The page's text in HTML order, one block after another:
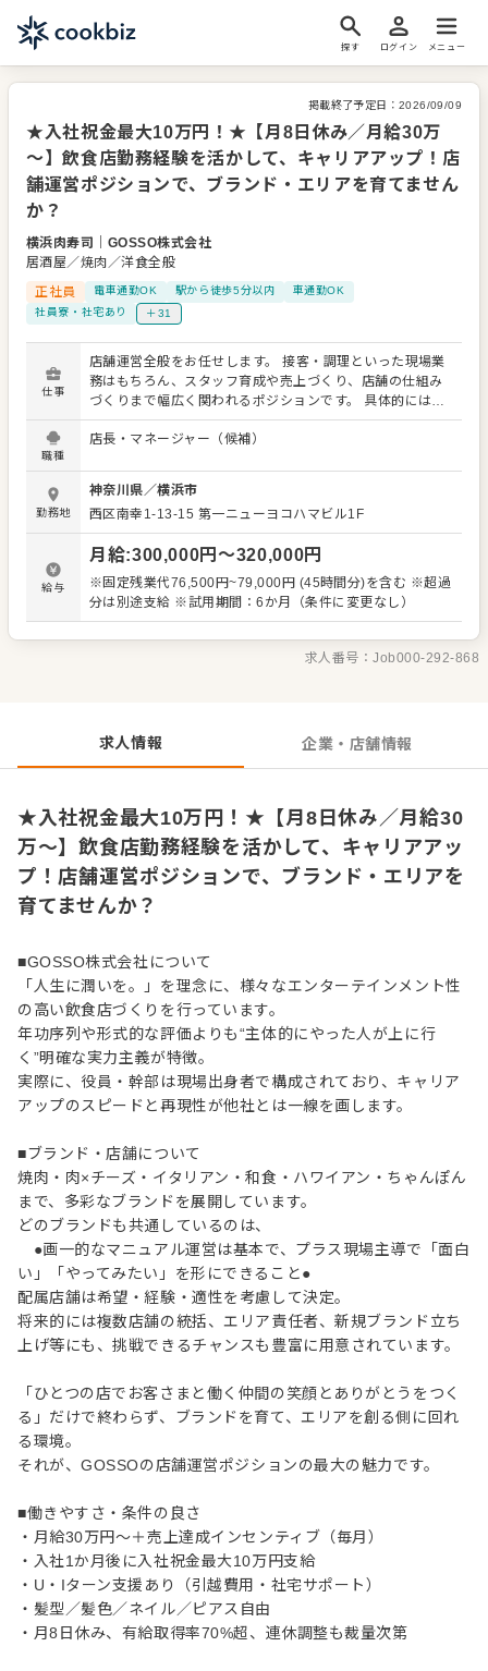
探す ログイン メニュー
掲載終了予定日： 2026/09/09
★入社祝金最大10万円！★【月8日休み／月給30万
～】飲食店勤務経験を活かして、キャリアアップ！店
舗運営ポジションで、ブランド・エリアを育てません
か？
横浜肉寿司
GOSSO株式会社
居酒屋／焼肉／洋食全般
正社員
電車通勤OK 駅から徒歩5分以内
車通勤OK
社員寮・社宅あり
＋31
仕事
店舗運営全般をお任せします。 接客・調理といった現場業
務はもちろん、スタッフ育成や売上づくり、店舗の仕組み
づくりまで幅広く関われるポジションです。 具体的には…
■店舗営業業務 ・ホール業務全般（接客、料理提供、会計
など） ・キッチン業務（仕込み、調理、盛り付け） ・清
■店舗運営・マネジメント業務 ・アルバイトスタッフの採
用、育成、指導 ・シフト管理、人員配置の調整 ・売上管
理、発注業務 ・SNS更新やイベント企画などのプロモーシ
ョン活動 ・メニュー開発、季節限定商品のアイデア出し 将
来的には、エリアを牽引するリーダーや、 本部ポジション
へのキャリアアップも目指せる環境。 年功序列ではなく、
実力と行動力を正当に評価します。 -----------------------------
採用ルールや店舗文化、運営スタイルは現場主導。 「どん
なお店にしたいか」「どんなチームをつくるか」を自分の
重ねていきます！
職種
店長・マネージャー（候補）
勤務地
神奈川県／横浜市
西区南幸1-13-15 第一ニューヨコハマビル1F
給与
月給:300,000円〜320,000円
※固定残業代76,500円~79,000円 (45時間分)を含む ※超過
分は別途支給 ※試用期間：6か月（条件に変更なし）
求人番号：Job000-292-868
求人情報 企業・店舗情報
★入社祝金最大10万円！★【月8日休み／月給30
万～】飲食店勤務経験を活かして、キャリアアッ
プ！店舗運営ポジションで、ブランド・エリアを
育てませんか？
■GOSSO株式会社について
「人生に潤いを。」を理念に、様々なエンターテインメント性
の高い飲食店づくりを行っています。
年功序列や形式的な評価よりも“主体的にやった人が上に行
く”明確な実力主義が特徴。
実際に、役員・幹部は現場出身者で構成されており、キャリア
アップのスピードと再現性が他社とは一線を画します。
■ブランド・店舗について
焼肉・肉×チーズ・イタリアン・和食・ハワイアン・ちゃんぽん
まで、多彩なブランドを展開しています。
どのブランドも共通しているのは、
●画一的なマニュアル運営は基本で、プラス現場主導で「面白
い」「やってみたい」を形にできること●
配属店舗は希望・経験・適性を考慮して決定。
将来的には複数店舗の統括、エリア責任者、新規ブランド立ち
上げ等にも、挑戦できるチャンスも豊富に用意されています。
「ひとつの店でお客さまと働く仲間の笑顔とありがとうをつく
る」だけで終わらず、ブランドを育て、エリアを創る側に回れ
る環境。
それが、GOSSOの店舗運営ポジションの最大の魅力です。
■働きやすさ・条件の良さ
・月給30万円～＋売上達成インセンティブ（毎月）
・入社1か月後に入社祝金最大10万円支給
・U・Iターン支援あり（引越費用・社宅サポート）
・髪型／髪色／ネイル／ピアス自由
・月8日休み、有給取得率70%超、連休調整も裁量次第